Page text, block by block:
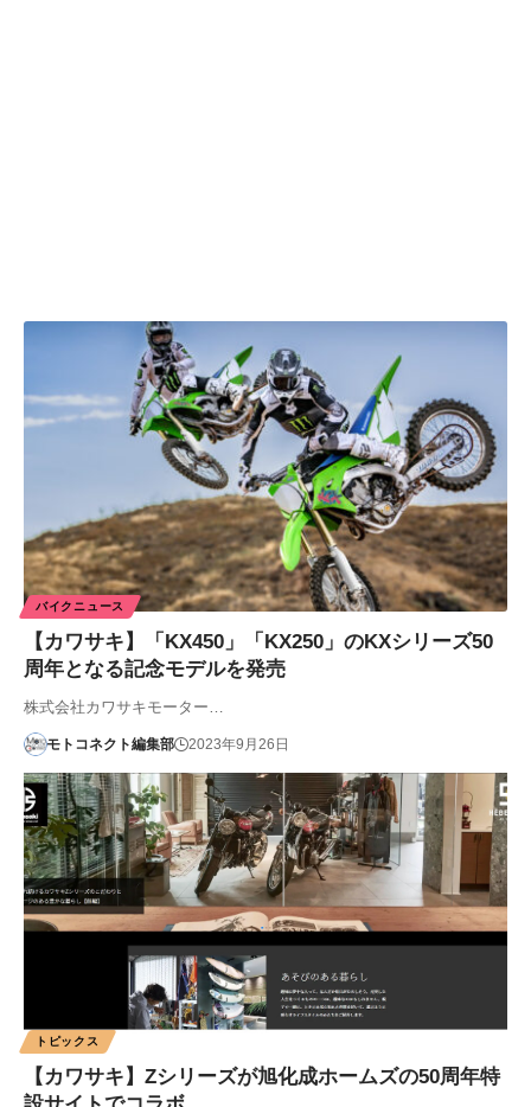
バイクニュース
【カワサキ】「KX450」「KX250」のKXシリーズ50
周年となる記念モデルを発売
株式会社カワサキモーター…
モトコネクト編集部 2023年9月26日
トピックス
【カワサキ】Zシリーズが旭化成ホームズの50周年特